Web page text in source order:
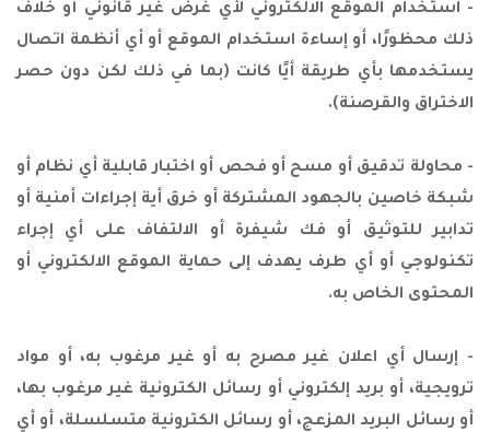
- استخدام الموقع الالكتروني لأي غرض غير قانوني أو خلاف
ذلك محظورًا، أو إساءة استخدام الموقع أو أي أنظمة اتصال
يستخدمها بأي طريقة أيًا كانت (بما في ذلك لكن دون حصر
الاختراق والقرصنة).
- محاولة تدقيق أو مسح أو فحص أو اختبار قابلية أي نظام أو
شبكة خاصين بالجهود المشتركة أو خرق أية إجراءات أمنية أو
تدابير للتوثيق أو فك شيفرة أو الالتفاف على أي إجراء
تكنولوجي أو أي طرف يهدف إلى حماية الموقع الالكتروني أو
المحتوى الخاص به.
- إرسال أي اعلان غير مصرح به أو غير مرغوب به، أو مواد
ترويجية، أو بريد إلكتروني أو رسائل الكترونية غير مرغوب بها،
أو رسائل البريد المزعج، أو رسائل الكترونية متسلسلة، أو أي